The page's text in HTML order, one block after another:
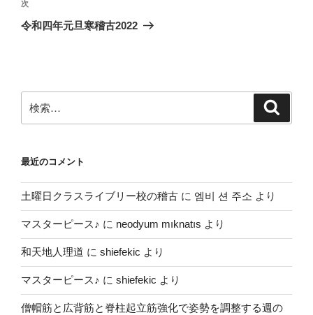
ゲ
ー
次
の
次
令和四年元旦寒稽古2022
索:
最近のコメント
土曜日クラスライブリー校の稽古 に 엠비 션 주소 より
マスターピース♪ に neodyum mıknatıs より
和天地人理道 に shiefekic より
マスターピース♪ に shiefekic より
僧帽筋と広背筋と脊柱起立筋強化で姿勢を調整する週の